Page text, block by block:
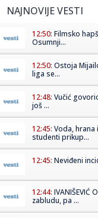
NAJNOVIJE VESTI
12:50: Filmsko
Osumnji...
12:50: Ostoja
liga se...
12:48: Vučić
još ...
12:45: Voda, hrana
studenti prikup...
12:45: Neviđeni
12:44: IVANIŠEVIĆ
zabludu, pa ...